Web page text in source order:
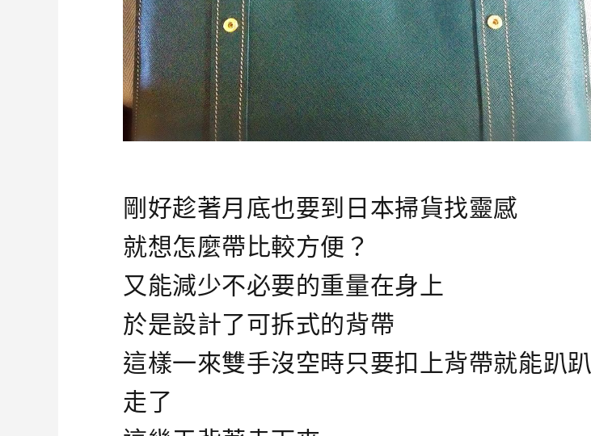
剛好趁著月底也要到日本掃貨找靈感
就想怎麼帶比較方便？
又能減少不必要的重量在身上
於是設計了可拆式的背帶
這樣一來雙手沒空時只要扣上背帶就能趴趴
走了